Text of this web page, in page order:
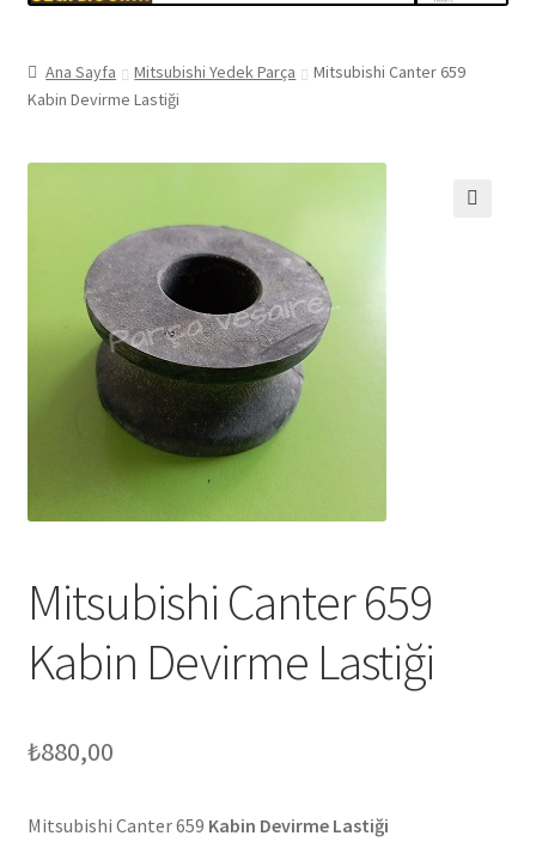
Ana Sayfa Mitsubishi Yedek Parça
Mitsubishi Canter 659
Kabin Devirme Lastiği
Mitsubishi Canter 659
Kabin Devirme Lastiği
₺880,00
Mitsubishi Canter 659 Kabin Devirme Lastiği